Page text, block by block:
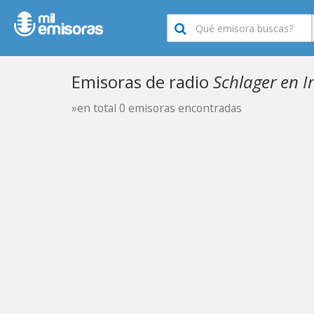
Emisoras de radio Schlager en
»en total 0 emisoras encontradas